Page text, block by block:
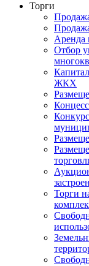
Торги
Аренда
Отбор
ЖКХ
Торги